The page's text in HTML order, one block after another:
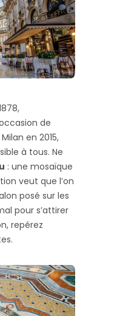
de
en 2015,
à tous. Ne
: une mosaïque
veut que l’on
posé sur les
pour s’attirer
repérez